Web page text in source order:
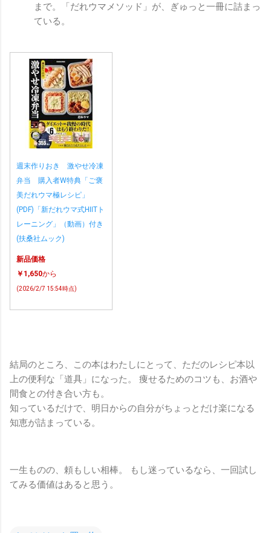
まで。「だれウマメソッド」が、ぎゅっと一冊に詰まっ
ている。
週末作りおき 激やせ冷凍
弁当 購入者W特典「ご褒
美だれウマ極レシピ」
(PDF)「新だれウマ式HIITト
レーニング」（動画）付き
(扶桑社ムック)
新品価格
￥1,650から
(2026/2/7 15:54時点)
結局のところ、この本はわたしにとって、ただのレシピ本以
上の便利な「道具」になった。 痩せるためのコツも、お酒や
間食との付き合い方も。
知っているだけで、明日からの自分がちょっとだけ楽になる
知恵が詰まっている。
一生ものの、頼もしい相棒。 もし迷っているなら、一回試し
てみる価値はあると思う。